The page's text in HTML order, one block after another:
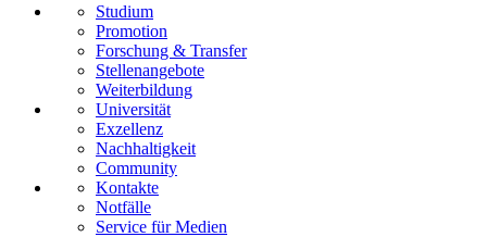
Studium
Promotion
Forschung & Transfer
Stellenangebote
Weiterbildung
Universität
Exzellenz
Nachhaltigkeit
Community
Kontakte
Notfälle
Service für Medien